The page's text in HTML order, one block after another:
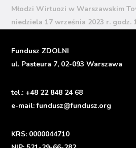
Młodzi Wirtuozi w Warszawskim
niedziela 17 września 2023 r. godz.
Fundusz ZDOLNI
ul. Pasteura 7, 02-093 Warszawa
tel.: +48 22 848 24 68
e-mail:fundusz@fundusz.org
KRS: 0000044710